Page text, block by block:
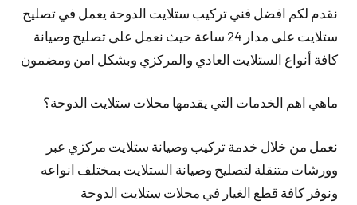
نقدم لكم افضل فني تركيب ستلايت الدوحة يعمل في تصليح
ستلايت على مدار 24 ساعة حيث نعمل على تصليح وصيانة
كافة أنواع الستلايت العادي والمركزي وبشكل امن ومضمون
ماهي اهم الخدمات التي يقدمها محلات ستلايت الدوحة؟
نعمل من خلال خدمة تركيب وصيانة ستلايت مركزي عبر
وورشات متنقلة لتصليح وصيانة الستلايت بمختلف انواعه
ونوفر كافة قطع الغيار في محلات ستلايت الدوحة